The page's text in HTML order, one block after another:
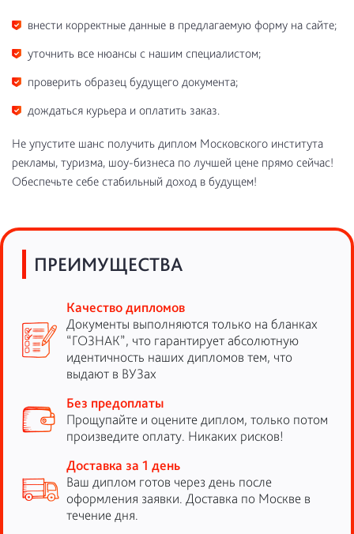
внести корректные данные в предлагаемую форму на сайте;
уточнить все нюансы с нашим специалистом;
проверить образец будущего документа;
дождаться курьера и оплатить заказ.
Не упустите шанс получить диплом Московского института
рекламы, туризма, шоу-бизнеса по лучшей цене прямо сейчас!
Обеспечьте себе стабильный доход в будущем!
ПРЕИМУЩЕСТВА
Качество дипломов
Документы выполняются только на бланках
“ГОЗНАК”, что гарантирует абсолютную
идентичность наших дипломов тем, что
выдают в ВУЗах
Без предоплаты
Прощупайте и оцените диплом, только потом
произведите оплату. Никаких рисков!
Доставка за 1 день
Ваш диплом готов через день после
оформления заявки. Доставка по Москве в
течение дня.